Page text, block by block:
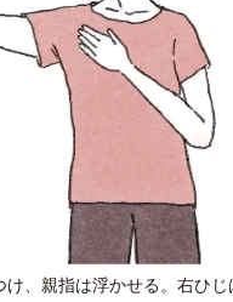
、親指は浮かせる。右ひじ